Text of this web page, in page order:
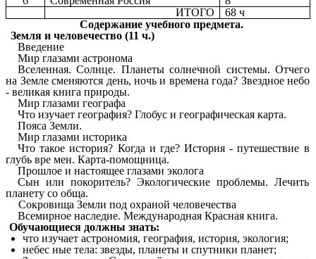
ИТОГО
68 ч
Содержание учебного предмета.
Земля и человечество (11 ч.)
Введение
Мир глазами астронома
Вселенная. Солнце. Планеты солнечной системы. Отчего
на Земле сменяются день, ночь и времена года? Звездное небо
- великая книга природы.
Мир глазами географа
Что изучает география? Глобус и географическая карта.
Пояса Земли.
Мир глазами историка
Что такое история? Когда и где? История - путешествие в
глубь вре мен. Карта-помощница.
Прошлое и настоящее глазами эколога
Сын или покоритель? Экологические проблемы. Лечить
планету со обща.
Сокровища Земли под охраной человечества
Всемирное наследие. Международная Красная книга.
Обучающиеся должны знать:
что изучает астрономия, география, история, экология;
небес ные тела: звезды, планеты и спутники планет;